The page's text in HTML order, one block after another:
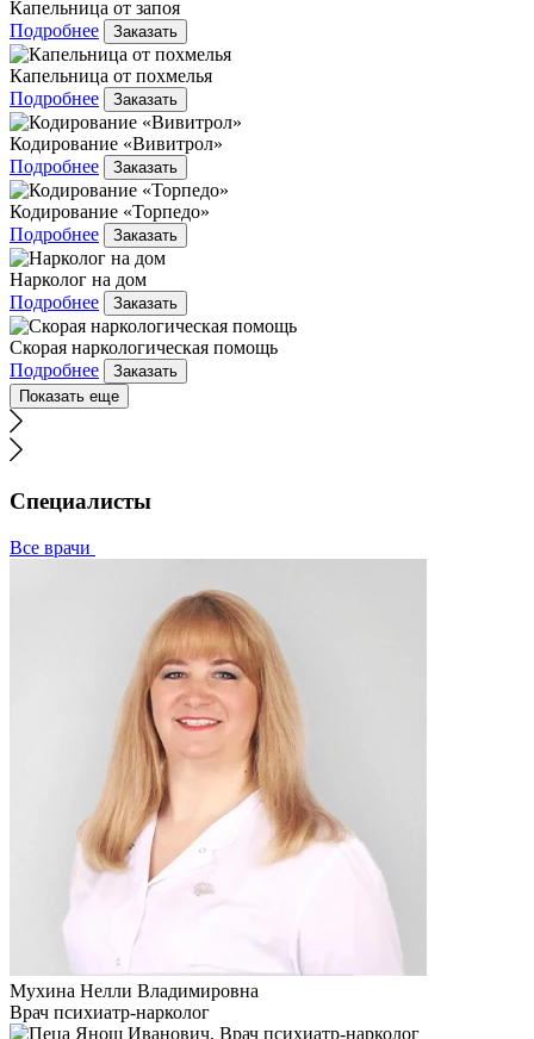
Капельница от запоя
Подробнее
Заказать
Капельница от похмелья
Подробнее
Заказать
Кодирование «Вивитрол»
Подробнее
Заказать
Кодирование «Торпедо»
Подробнее
Заказать
Нарколог на дом
Подробнее
Заказать
Скорая наркологическая помощь
Подробнее
Заказать
Показать еще
Специалисты
Все врачи
Мухина Нелли Владимировна
Врач психиатр-нарколог